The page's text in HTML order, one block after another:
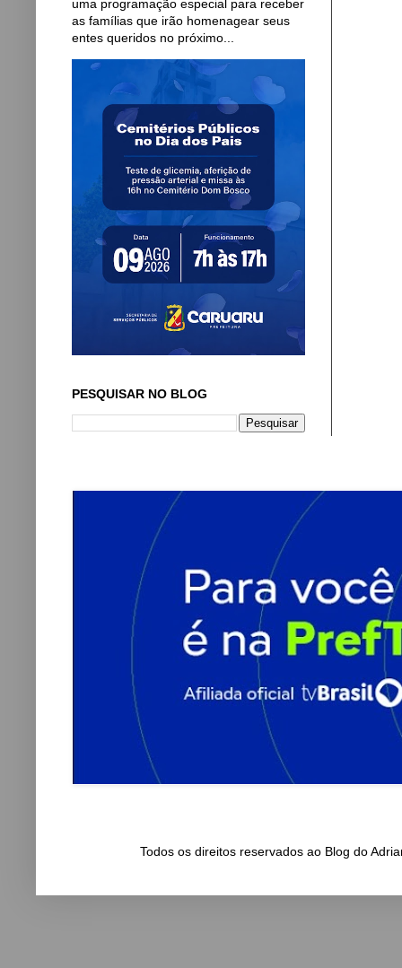
uma programação especial para receber
as famílias que irão homenagear seus
entes queridos no próximo...
PESQUISAR NO BLOG
Todos os direitos reservados ao Blog do